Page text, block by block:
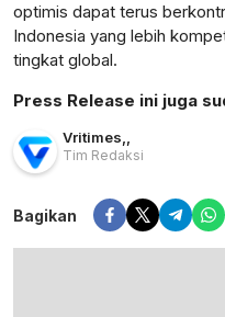
optimis dapat terus
Indonesia yang lebih
tingkat global.
Press Release ini juga
Vritimes
Tim Redaksi
Bagikan